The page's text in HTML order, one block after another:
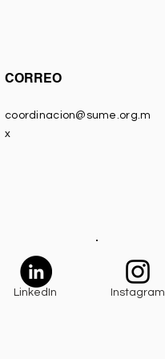
CORREO
coordinacion@sume.org.m
x
LinkedIn Instagram